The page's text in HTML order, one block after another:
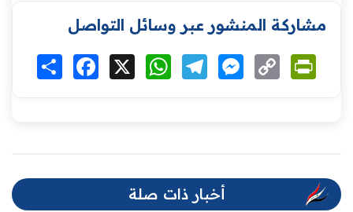
مشاركة المنشور عبر وسائل التواصل
انشر Facebook WhatsAppTelegramMessenger
Copy
Link
أخبار ذات صلة